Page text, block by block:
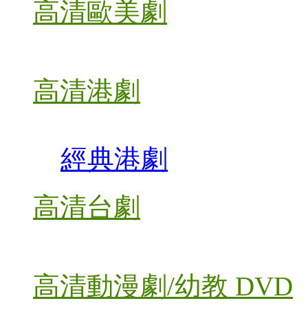
高清歐美劇
高清港劇
經典港劇
高清台劇
高清動漫劇/幼教 DVD